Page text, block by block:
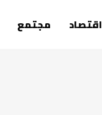
اقتصاد مجتمع